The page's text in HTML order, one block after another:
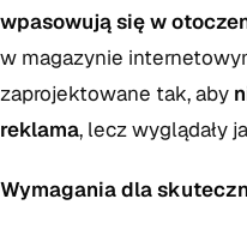
wpasowują się w
w magazynie
zaprojektowane tak, aby
reklama, lecz wyglądały
Wymagania dla